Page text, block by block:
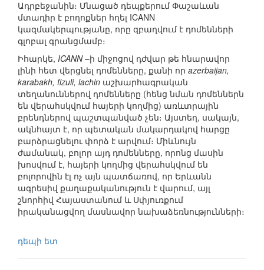
Ադրբեջանին։ Մնացած դեպքերում Փաշաևան
մտադիր է բողոքներ հղել ICANN
կազմակերպությանը, որը զբաղվում է դոմենների
գլոբալ գրանցմամբ։
Իհարկե, ICANN–ի միջոցով դժվար թե հնարավոր
լինի հետ վերցնել դոմենները, քանի որ azerbaijan,
karabakh, fizuli, lachin աշխարհագրական
տեղանուններով դոմենները (հենց նման դոմեններն
են վերահսկվում հայերի կողմից) առևտրային
բրենդներով պաշտպանված չեն։ Այստեղ, սակայն,
ակնհայտ է, որ պետական մակարդակով հարցը
բարձրացնելու փորձ է արվում։ Միևնույն
ժամանակ, բոլոր այդ դոմենները, որոնց մասին
խոսվում է, հայերի կողմից վերահսկվում են
բոլորովին էլ ոչ այն պատճառով, որ Երևանն
ագրեսիվ քաղաքականություն է վարում, այլ
շնորհիվ Հայաստանում և Սփյուռքում
իրականացվող մասնավոր նախաձեռնությունների։
դեպի ետ